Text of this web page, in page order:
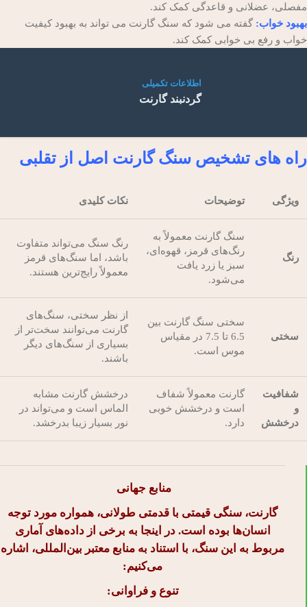
مفصلی، عضلانی و قاعدگی کمک کند.
بهبود خواب: گفته می شود که سنگ گارنت می تواند به بهبود کیفیت
خواب و رفع بی خوابی کمک کند.
اطلاعات تکمیلی
گردنبند گارنت
راه های تشخیص سنگ گارنت اصل از تقلبی
ویژگی توضیحات نکات کلیدی
رنگ
سنگ گارنت معمولاً به
رنگ‌های قرمز، قهوه‌ای،
سبز یا زرد یافت
می‌شود.
رنگ سنگ می‌تواند متفاوت
باشد، اما سنگ‌های قرمز
معمولاً رایج‌ترین هستند.
سختی
سختی سنگ گارنت بین
6.5 تا 7.5 در مقیاس
موس است.
از نظر سختی، سنگ‌های
گارنت می‌توانند سخت‌تر از
بسیاری از سنگ‌های دیگر
باشند.
شفافیت
و
درخشش
گارنت معمولاً شفاف
است و درخشش خوبی
دارد.
درخشش گارنت مشابه
الماس است و می‌تواند در
نور بسیار زیبا بدرخشد.
منابع جهانی
گارنت، سنگی قیمتی با قدمتی طولانی، همواره مورد توجه
انسان‌ها بوده است. در اینجا به برخی از داده‌های آماری
مربوط به این سنگ، با استناد به منابع معتبر بین‌المللی، اشاره
می‌کنیم:
تنوع و فراوانی: